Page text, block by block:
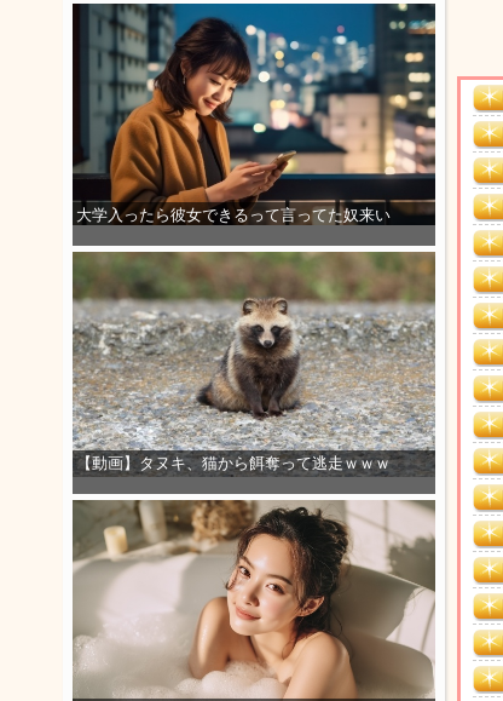
大学入ったら彼女できるって言ってた奴来い
【動画】タヌキ、猫から餌奪って逃走ｗｗｗ